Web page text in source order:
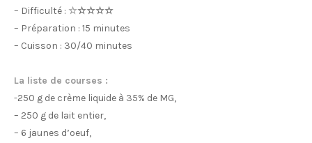
– Difficulté : ☆☆☆☆☆
– Préparation : 15 minutes
– Cuisson : 30/40 minutes
La liste de courses :
-250 g de crème liquide à 35% de MG,
– 250 g de lait entier,
– 6 jaunes d’oeuf,